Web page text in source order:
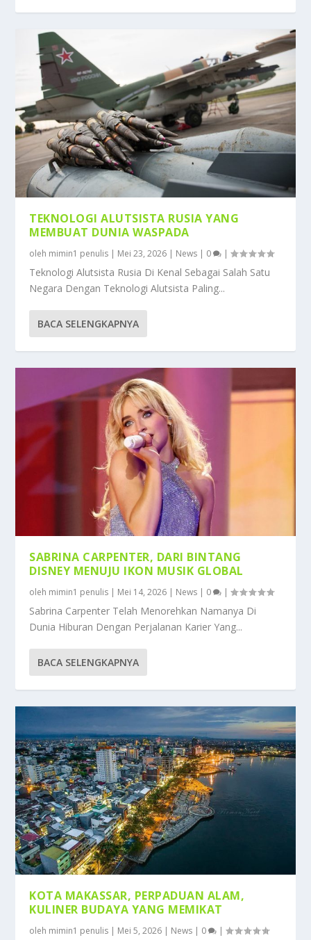
TEKNOLOGI ALUTSISTA RUSIA YANG
MEMBUAT DUNIA WASPADA
oleh mimin1 penulis | Mei 23, 2026 | News | 0 |
Teknologi Alutsista Rusia Di Kenal Sebagai Salah Satu
Negara Dengan Teknologi Alutsista Paling...
BACA SELENGKAPNYA
SABRINA CARPENTER, DARI BINTANG
DISNEY MENUJU IKON MUSIK GLOBAL
oleh mimin1 penulis | Mei 14, 2026 | News | 0 |
Sabrina Carpenter Telah Menorehkan Namanya Di
Dunia Hiburan Dengan Perjalanan Karier Yang...
BACA SELENGKAPNYA
KOTA MAKASSAR, PERPADUAN ALAM,
KULINER BUDAYA YANG MEMIKAT
oleh mimin1 penulis | Mei 5, 2026 | News | 0 |